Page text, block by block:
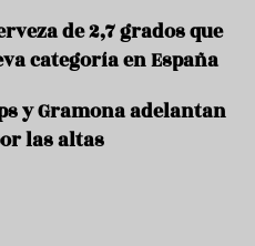
de 2,7 grados que
categoría en España
y Gramona adelantan
las altas